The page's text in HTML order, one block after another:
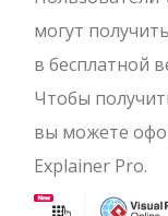
могут
в бесплатной
Чтобы
вы можете
Explainer Pro.